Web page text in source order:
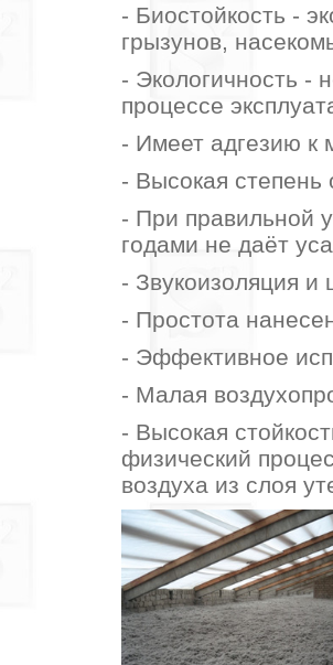
- Биостойкость -
грызунов,
- Экологичность -
процессе
- Имеет адгезию к
- Высокая степень
- При правильной
годами не даёт
- Звукоизоляция
- Простота
- Эффективное
- Малая
- Высокая
физический
воздуха из слоя